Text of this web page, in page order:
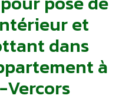
et
dans
à